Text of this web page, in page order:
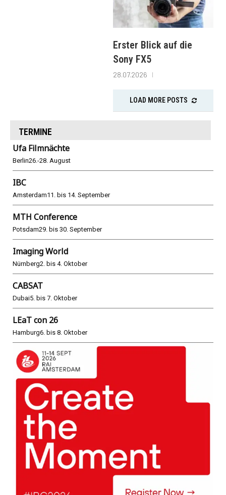
Erster Blick auf die
Sony FX5
28.07.2026
LOAD MORE POSTS
TERMINE
Ufa Filmnächte
Berlin26.-28. August
IBC
Amsterdam11. bis 14. September
MTH Conference
Potsdam29. bis 30. September
Imaging World
Nürnberg2. bis 4. Oktober
CABSAT
Dubai5. bis 7. Oktober
LEaT con 26
Hamburg6. bis 8. Oktober